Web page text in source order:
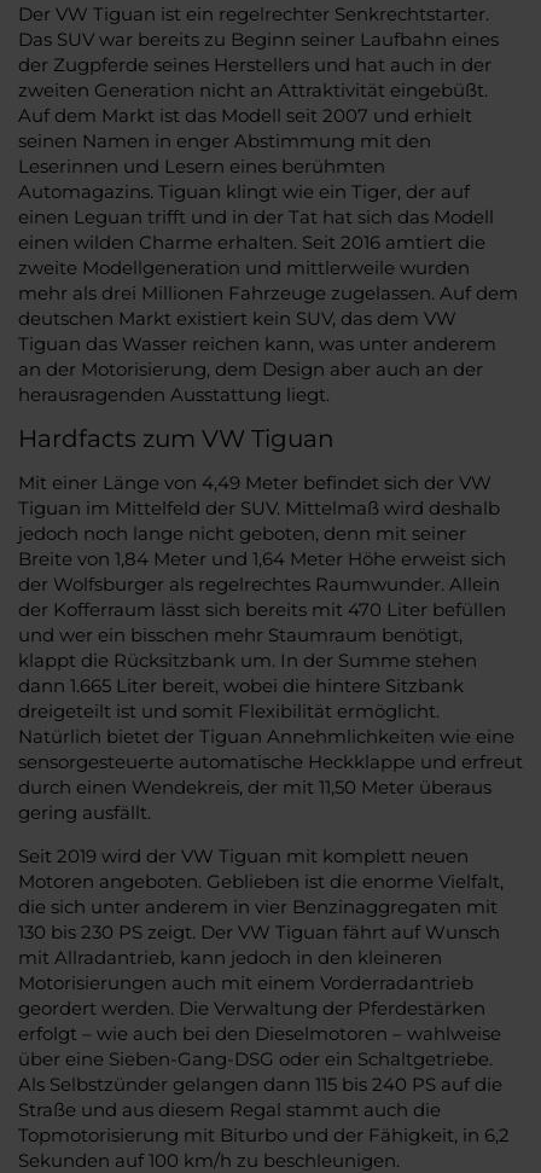
Der VW Tiguan ist ein regelrechter Senkrechtstarter.
Das SUV war bereits zu Beginn seiner Laufbahn eines
der Zugpferde seines Herstellers und hat auch in der
zweiten Generation nicht an Attraktivität eingebüßt.
Auf dem Markt ist das Modell seit 2007 und erhielt
seinen Namen in enger Abstimmung mit den
Leserinnen und Lesern eines berühmten
Automagazins. Tiguan klingt wie ein Tiger, der auf
einen Leguan trifft und in der Tat hat sich das Modell
einen wilden Charme erhalten. Seit 2016 amtiert die
zweite Modellgeneration und mittlerweile wurden
mehr als drei Millionen Fahrzeuge zugelassen. Auf dem
deutschen Markt existiert kein SUV, das dem VW
Tiguan das Wasser reichen kann, was unter anderem
an der Motorisierung, dem Design aber auch an der
herausragenden Ausstattung liegt.
Hardfacts zum VW Tiguan
Mit einer Länge von 4,49 Meter befindet sich der VW
Tiguan im Mittelfeld der SUV. Mittelmaß wird deshalb
jedoch noch lange nicht geboten, denn mit seiner
Breite von 1,84 Meter und 1,64 Meter Höhe erweist sich
der Wolfsburger als regelrechtes Raumwunder. Allein
der Kofferraum lässt sich bereits mit 470 Liter befüllen
und wer ein bisschen mehr Staumraum benötigt,
klappt die Rücksitzbank um. In der Summe stehen
dann 1.665 Liter bereit, wobei die hintere Sitzbank
dreigeteilt ist und somit Flexibilität ermöglicht.
Natürlich bietet der Tiguan Annehmlichkeiten wie eine
sensorgesteuerte automatische Heckklappe und erfreut
durch einen Wendekreis, der mit 11,50 Meter überaus
gering ausfällt.
Seit 2019 wird der VW Tiguan mit komplett neuen
Motoren angeboten. Geblieben ist die enorme Vielfalt,
die sich unter anderem in vier Benzinaggregaten mit
130 bis 230 PS zeigt. Der VW Tiguan fährt auf Wunsch
mit Allradantrieb, kann jedoch in den kleineren
Motorisierungen auch mit einem Vorderradantrieb
geordert werden. Die Verwaltung der Pferdestärken
erfolgt – wie auch bei den Dieselmotoren – wahlweise
über eine Sieben-Gang-DSG oder ein Schaltgetriebe.
Als Selbstzünder gelangen dann 115 bis 240 PS auf die
Straße und aus diesem Regal stammt auch die
Topmotorisierung mit Biturbo und der Fähigkeit, in 6,2
Sekunden auf 100 km/h zu beschleunigen.